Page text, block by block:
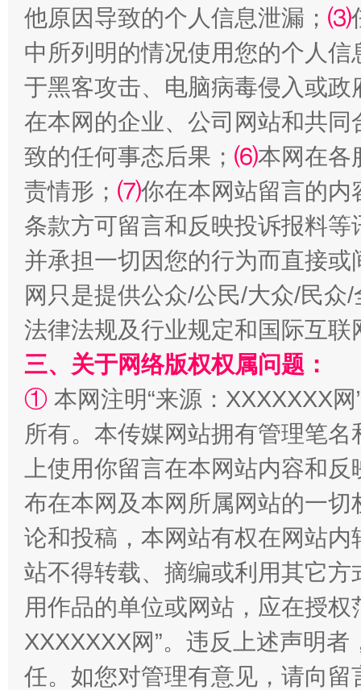
扯下公款旅游的“隐身衣” 如何以
“蜀中异人”王建安的艺术幻境
他原因导致的个人信息泄漏； ⑶
中所列明的情况使用您的个人
于黑客攻击、电脑病毒侵入或
在本网的企业、公司网站和共
致的任何事态后果； ⑹本网在各
责情形； ⑺你在本网站留言的内
条款方可留言和反映投诉报料
并承担一切因您的行为而直接
网只是提供公众/公民/大众/民
法律法规及行业规定和国际互
三、关于网络版权权属问题：
① 本网注明“来源：XXXXXXX
所有。本传媒网站拥有管理笔
上使用你留言在本网站内容和
布在本网及本网所属网站的一
论和投稿，本网站有权在网站
站不得转载、摘编或利用其它
用作品的单位或网站，应在授
XXXXXXX网”。违反上述声明
任。如您对管理有意见，请向